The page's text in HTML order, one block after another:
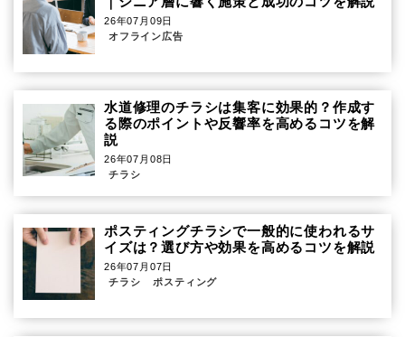
26年07月09日
オフライン広告
水道修理のチラシは集客に効果的？作成す
る際のポイントや反響率を高めるコツを解
説
26年07月08日
チラシ
ポスティングチラシで一般的に使われるサ
イズは？選び方や効果を高めるコツを解説
26年07月07日
チラシ
ポスティング